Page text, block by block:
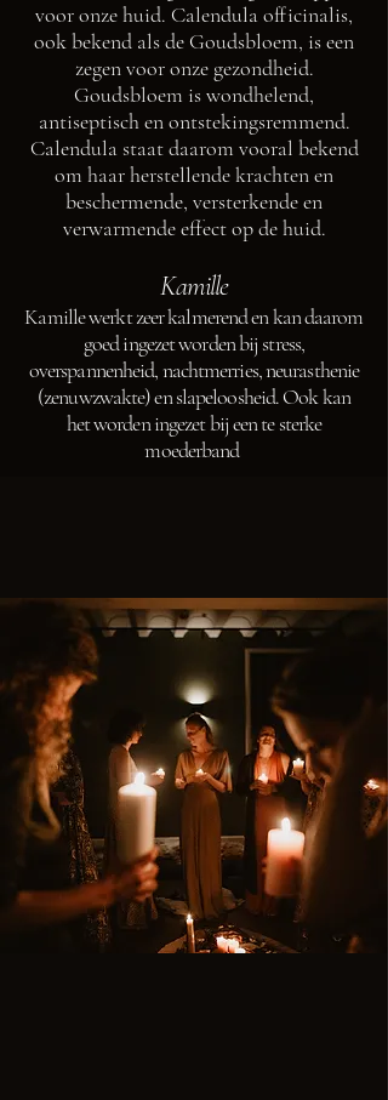
voor onze huid. Calendula officinalis,
ook bekend als de Goudsbloem, is een
zegen voor onze gezondheid.
Goudsbloem is wondhelend,
antiseptisch en ontstekingsremmend.
Calendula staat daarom vooral bekend
om haar herstellende krachten en
beschermende, versterkende en
verwarmende effect op de huid.
Kamille
Kamille werkt zeer kalmerend en kan daarom
goed ingezet worden bij stress,
overspannenheid, nachtmerries, neurasthenie
(zenuwzwakte) en slapeloosheid. Ook kan
het worden ingezet bij een te sterke
moederband